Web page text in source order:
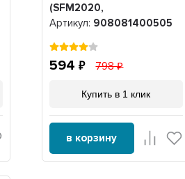
(SFM2020,
908081403069),
908081400505
Артикул: 908081400505
594 798
Купить в 1 клик
в корзину